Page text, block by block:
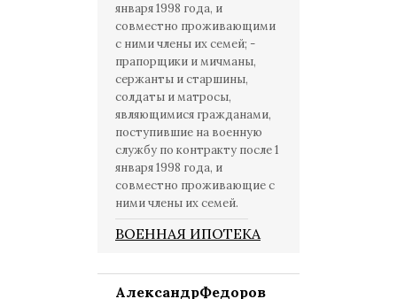
января 1998 года, и
совместно проживающими
с ними члены их семей; -
прапорщики и мичманы,
сержанты и старшины,
солдаты и матросы,
являющимися гражданами,
поступившие на военную
службу по контракту после 1
января 1998 года, и
совместно проживающие с
ними члены их семей.
ВОЕННАЯ ИПОТЕКА
АлександрФедоров